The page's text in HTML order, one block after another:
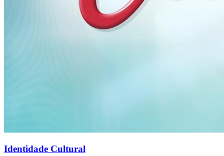
Identidade Cultural